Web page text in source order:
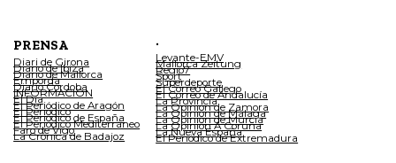
PRENSA
Diari de Girona
Diario de Ibiza
Diario de Mallorca
Empordà
Diario Córdoba
INFORMACIÓN
El Día
El Periódico de Aragón
El Periódico
El Periódico de España
El Periódico Mediterráneo
Faro de Vigo
La Crónica de Badajoz
.
Levante-EMV
Mallorca Zeitung
Regio7
Sport
Superdeporte
El Correo Gallego
El Correo de Andalucía
La Provincia
La Opinión de Zamora
La Opinión de Málaga
La Opinión de Murcia
La Opinión A Coruña
La Nueva España
El Periódico de Extremadura